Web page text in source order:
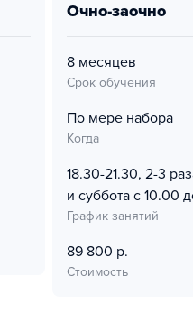
очно-заочно
8 месяцев
Срок обучения
По мере набора
Когда
18.30-21.30, 2-3
и суббота с 10.00
График занятий
89 800 р.
Стоимость